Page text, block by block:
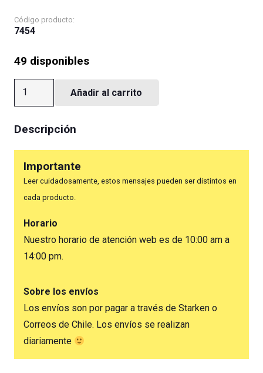
Código producto:
7454
49 disponibles
Brocha
cantidad
Añadir al carrito
Descripción
Importante
Leer cuidadosamente, estos mensajes pueden ser distintos en
cada producto.
Horario
Nuestro horario de atención web es de 10:00 am a
14:00 pm.
Sobre los envíos
Los envíos son por pagar a través de Starken o
Correos de Chile. Los envíos se realizan
diariamente